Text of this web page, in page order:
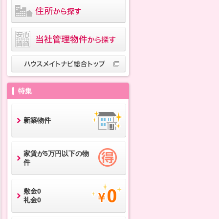
特集
新築物件
家賃が5万円以下の物
件
敷金0
礼金0